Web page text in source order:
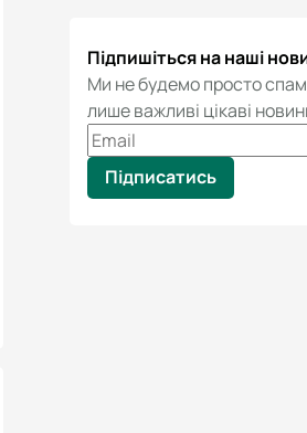
Підпишіться на наші
Ми не будемо просто
лише важливі цікаві
Підписатись